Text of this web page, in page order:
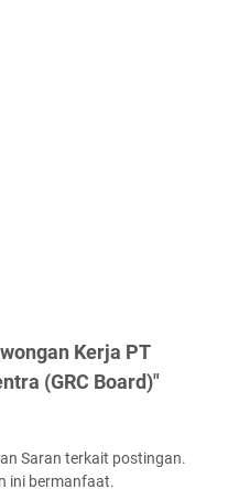
Kerja PT
(GRC Board)"
Saran terkait postingan.
ini bermanfaat.